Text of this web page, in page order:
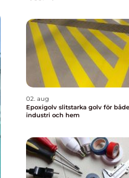
02. aug
Epoxigolv slitstarka golv för både
industri och hem